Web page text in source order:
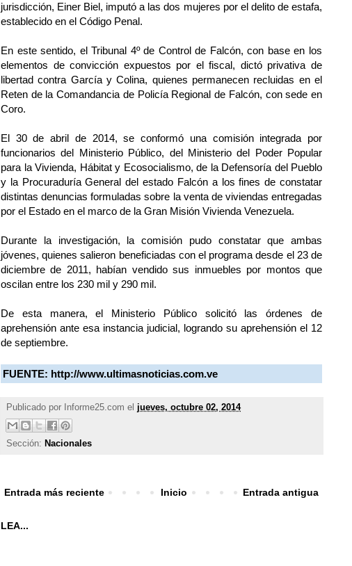
jurisdicción, Einer Biel, imputó a las dos mujeres por el delito de estafa,
establecido en el Código Penal.
En este sentido, el Tribunal 4º de Control de Falcón, con base en los
elementos de convicción expuestos por el fiscal, dictó privativa de
libertad contra García y Colina, quienes permanecen recluidas en el
Reten de la Comandancia de Policía Regional de Falcón, con sede en
Coro.
El 30 de abril de 2014, se conformó una comisión integrada por
funcionarios del Ministerio Público, del Ministerio del Poder Popular
para la Vivienda, Hábitat y Ecosocialismo, de la Defensoría del Pueblo
y la Procuraduría General del estado Falcón a los fines de constatar
distintas denuncias formuladas sobre la venta de viviendas entregadas
por el Estado en el marco de la Gran Misión Vivienda Venezuela.
Durante la investigación, la comisión pudo constatar que ambas
jóvenes, quienes salieron beneficiadas con el programa desde el 23 de
diciembre de 2011, habían vendido sus inmuebles por montos que
oscilan entre los 230 mil y 290 mil.
De esta manera, el Ministerio Público solicitó las órdenes de
aprehensión ante esa instancia judicial, logrando su aprehensión el 12
de septiembre.
FUENTE: http://www.ultimasnoticias.com.ve
Publicado por Informe25.com el jueves, octubre 02, 2014
Sección: Nacionales
Entrada más reciente Entrada antigua
Inicio
LEA...